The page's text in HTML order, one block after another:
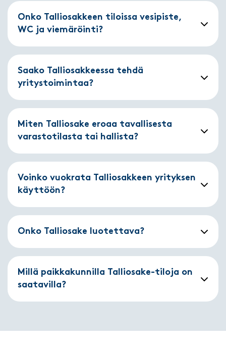
Onko Talliosakkeen tiloissa vesipiste,
WC ja viemäröinti?
Saako Talliosakkeessa tehdä
yritystoimintaa?
Miten Talliosake eroaa tavallisesta
varastotilasta tai hallista?
Voinko vuokrata Talliosakkeen yrityksen
käyttöön?
Onko Talliosake luotettava?
Millä paikkakunnilla Talliosake-tiloja on
saatavilla?